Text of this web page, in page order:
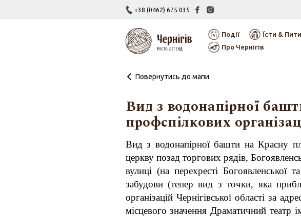
+38 (0462) 675 035
Події Їсти &
Про Чернігів
Повернутись до мапи
Вид з водонапірної
профспілкових
Вид з водонапірної башти на Красну
церкву позад торгових рядів,
вулиці (на перехресті Богоявленської
забудови (тепер вид з точки, яка
організацій Чернігівської області за
місцевого значення Драматичний театр